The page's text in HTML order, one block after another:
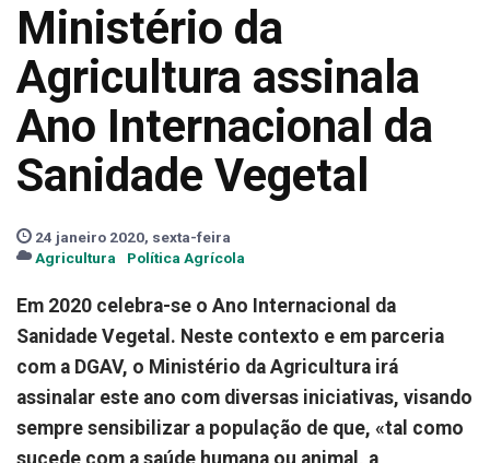
Ministério da
Agricultura assinala
Ano Internacional da
Sanidade Vegetal
24 janeiro 2020, sexta-feira
Agricultura
Política Agrícola
Em 2020 celebra-se o Ano Internacional da
Sanidade Vegetal. Neste contexto e em parceria
com a DGAV, o Ministério da Agricultura irá
assinalar este ano com diversas iniciativas, visando
sempre sensibilizar a população de que, «tal como
sucede com a saúde humana ou animal, a